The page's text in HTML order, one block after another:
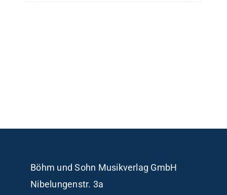
Böhm und Sohn Musikverlag GmbH
Nibelungenstr. 3a